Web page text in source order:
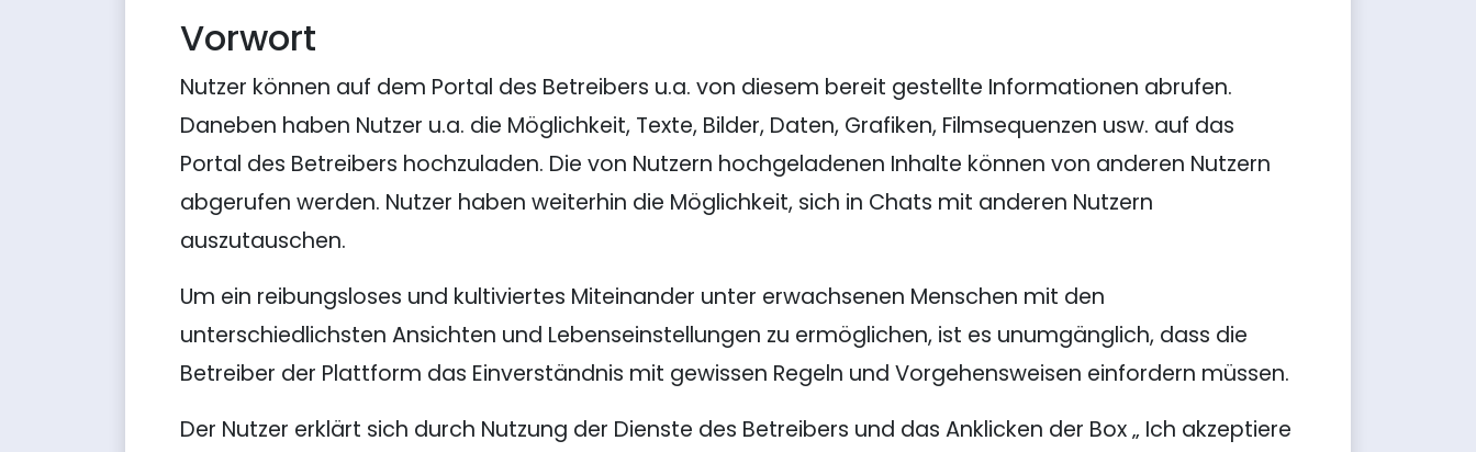
Vorwort
Nutzer können auf dem Portal des Betreibers u.a. von diesem bereit gestellte Informationen abrufen.
Daneben haben Nutzer u.a. die Möglichkeit, Texte, Bilder, Daten, Grafiken, Filmsequenzen usw. auf das
Portal des Betreibers hochzuladen. Die von Nutzern hochgeladenen Inhalte können von anderen Nutzern
abgerufen werden. Nutzer haben weiterhin die Möglichkeit, sich in Chats mit anderen Nutzern
auszutauschen.
Um ein reibungsloses und kultiviertes Miteinander unter erwachsenen Menschen mit den
unterschiedlichsten Ansichten und Lebenseinstellungen zu ermöglichen, ist es unumgänglich, dass die
Betreiber der Plattform das Einverständnis mit gewissen Regeln und Vorgehensweisen einfordern müssen.
Der Nutzer erklärt sich durch Nutzung der Dienste des Betreibers und das Anklicken der Box „ Ich akzeptiere